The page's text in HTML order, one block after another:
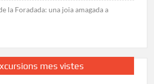
la Foradada: una joia amagada a
mes vistes